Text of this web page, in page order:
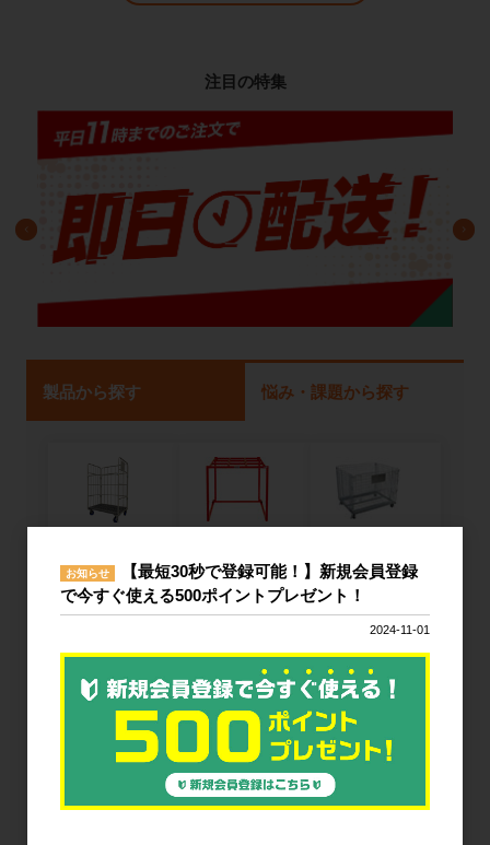
注目の特集
製品から探す 悩み・課題から探す
ラック
ット
6輪台車 ラック
お知らせ
【最短30秒で登録可能！】新規会員登録
で今すぐ使える500ポイントプレゼント！
2024-11-01